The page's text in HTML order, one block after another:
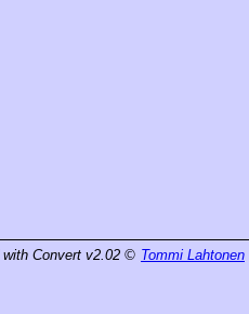
with Convert v2.02 © Tommi Lahtonen